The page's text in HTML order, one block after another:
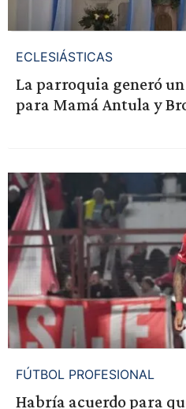
ECLESIÁSTICAS
La parroquia generó
para Mamá Antula y
FÚTBOL PROFESIONAL
Habría acuerdo para